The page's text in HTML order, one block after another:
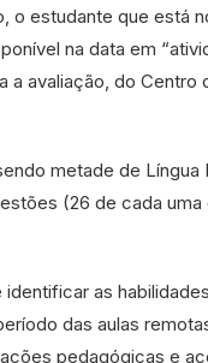
o estudante que está
na data em
a avaliação, do Centro
metade de Língua
(26 de cada uma
as
das aulas
pedagógicas e